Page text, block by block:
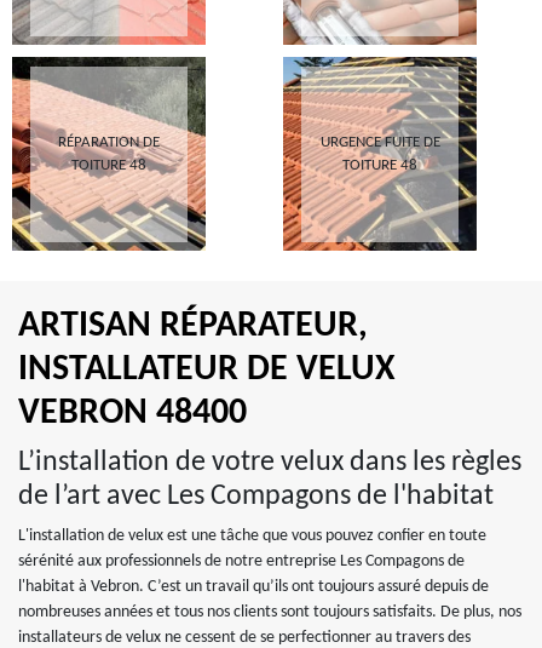
RÉPARATION DE
TOITURE 48
URGENCE FUITE DE
TOITURE 48
ARTISAN RÉPARATEUR,
INSTALLATEUR DE VELUX
VEBRON 48400
L’installation de votre velux dans les règles
de l’art avec Les Compagons de l'habitat
L'installation de velux est une tâche que vous pouvez confier en toute
sérénité aux professionnels de notre entreprise Les Compagons de
l'habitat à Vebron. C’est un travail qu’ils ont toujours assuré depuis de
nombreuses années et tous nos clients sont toujours satisfaits. De plus, nos
installateurs de velux ne cessent de se perfectionner au travers des